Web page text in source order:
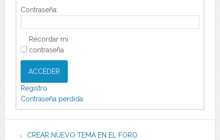
Contraseña:
Recordar mi
contraseña
ACCEDER
Registro
Contraseña perdida
CREAR NUEVO TEMA EN EL FORO